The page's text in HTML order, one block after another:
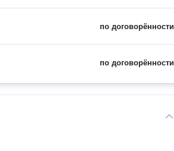
по договорённости
по договорённости